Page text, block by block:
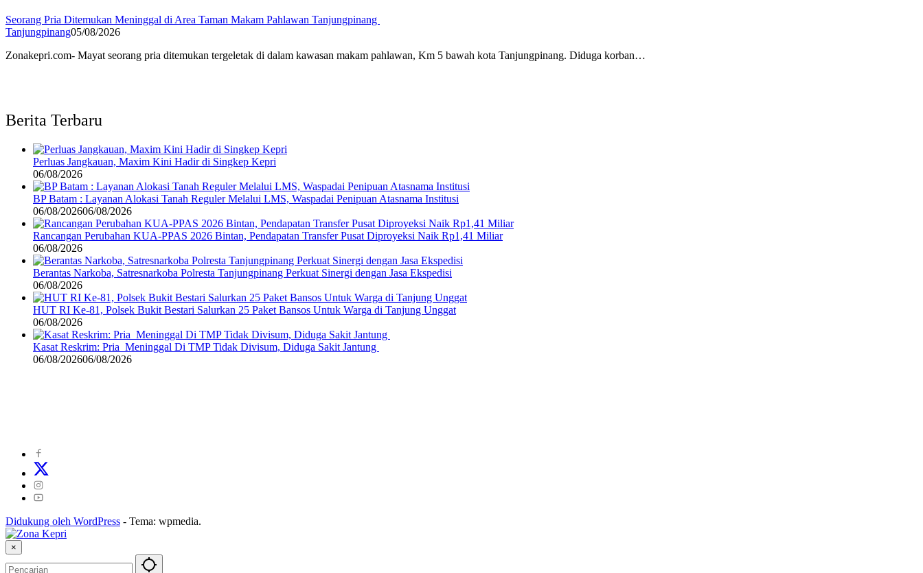
Seorang Pria Ditemukan Meninggal di Area Taman Makam Pahlawan Tanjungpinang
Tanjungpinang05/08/2026
Zonakepri.com- ‎Mayat seorang pria ditemukan tergeletak di dalam kawasan makam pahlawan, Km 5 bawah kota Tanjungpinang. Diduga korban…
Berita Terbaru
Perluas Jangkauan, Maxim Kini Hadir di Singkep Kepri
06/08/2026
BP Batam : Layanan Alokasi Tanah Reguler Melalui LMS, Waspadai Penipuan Atasnama Institusi
06/08/202606/08/2026
Rancangan Perubahan KUA-PPAS 2026 Bintan, Pendapatan Transfer Pusat Diproyeksi Naik Rp1,41 Miliar
06/08/2026
Berantas Narkoba, Satresnarkoba Polresta Tanjungpinang Perkuat Sinergi dengan Jasa Ekspedisi
06/08/2026
HUT RI Ke-81, Polsek Bukit Bestari Salurkan 25 Paket Bansos Untuk Warga di Tanjung Unggat
06/08/2026
Kasat Reskrim: Pria Meninggal Di TMP Tidak Divisum, Diduga Sakit Jantung
06/08/202606/08/2026
Didukung oleh WordPress - Tema: wpmedia.
×